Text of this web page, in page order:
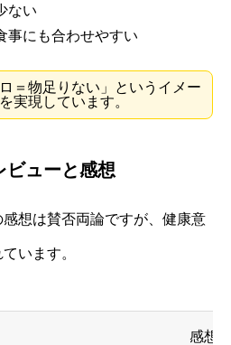
ない
事にも合わせやすい
＝物足りない」というイメー
実現しています。
ビューと感想
想は賛否両論ですが、健康意
います。
感想